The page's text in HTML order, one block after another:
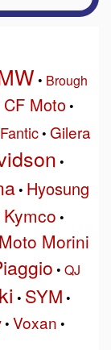
• Brough
CF Moto•
Fantic• Gilera
•
• Hyosung
Kymco •
Moto Morini
• QJ
• SYM •
• Voxan •